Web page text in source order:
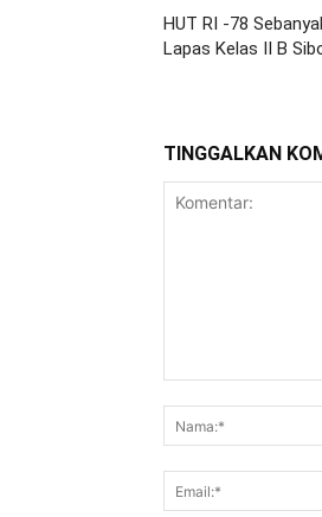
HUT RI -78
Lapas Kelas II B
TINGGALKAN